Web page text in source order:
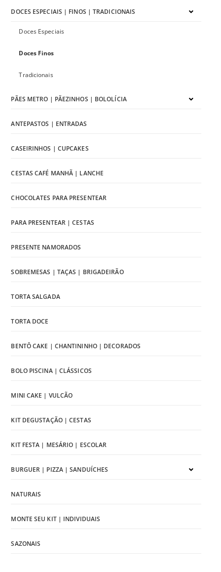
DOCES ESPECIAIS | FINOS | TRADICIONAIS
Doces Especiais
Doces Finos
Tradicionais
PÃES METRO | PÃEZINHOS | BOLOLÍCIA
ANTEPASTOS | ENTRADAS
CASEIRINHOS | CUPCAKES
CESTAS CAFÉ MANHÃ | LANCHE
CHOCOLATES PARA PRESENTEAR
PARA PRESENTEAR | CESTAS
PRESENTE NAMORADOS
SOBREMESAS | TAÇAS | BRIGADEIRÃO
TORTA SALGADA
TORTA DOCE
BENTÔ CAKE | CHANTININHO | DECORADOS
BOLO PISCINA | CLÁSSICOS
MINI CAKE | VULCÃO
KIT DEGUSTAÇÃO | CESTAS
KIT FESTA | MESÁRIO | ESCOLAR
BURGUER | PIZZA | SANDUÍCHES
NATURAIS
MONTE SEU KIT | INDIVIDUAIS
SAZONAIS